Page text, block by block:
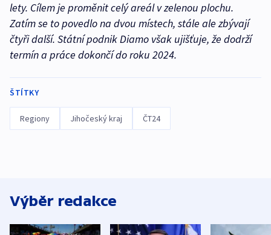
lety. Cílem je proměnit celý areál v zelenou plochu.
Zatím se to povedlo na dvou místech, stále ale zbývají
čtyři další. Státní podnik Diamo však ujišťuje, že dodrží
termín a práce dokončí do roku 2024.
ŠTÍTKY
Regiony Jihočeský kraj ČT24
Výběr redakce